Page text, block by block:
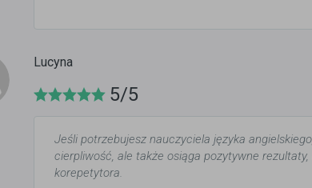
Lucyna
5/5
Jeśli potrzebujesz nauczyciela języka
cierpliwość, ale także osiąga pozytywne
korepetytora.